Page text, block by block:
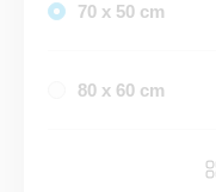
70 x 50 cm
80 x 60 cm